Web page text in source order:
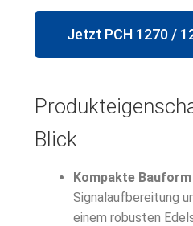
Jetzt PCH 1270 /
Blick
Kompakte Bauform
Signalaufbereitung
einem robusten